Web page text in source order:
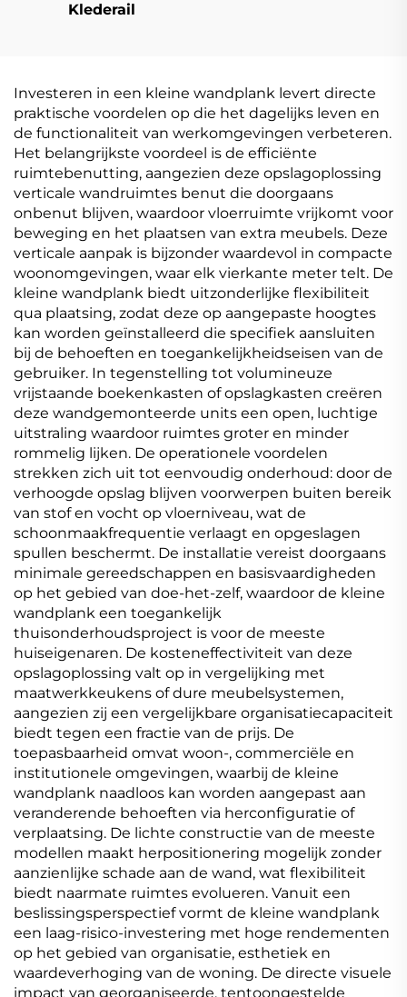
Klederail
Investeren in een kleine wandplank levert directe
praktische voordelen op die het dagelijks leven en
de functionaliteit van werkomgevingen verbeteren.
Het belangrijkste voordeel is de efficiënte
ruimtebenutting, aangezien deze opslagoplossing
verticale wandruimtes benut die doorgaans
onbenut blijven, waardoor vloerruimte vrijkomt voor
beweging en het plaatsen van extra meubels. Deze
verticale aanpak is bijzonder waardevol in compacte
woonomgevingen, waar elk vierkante meter telt. De
kleine wandplank biedt uitzonderlijke flexibiliteit
qua plaatsing, zodat deze op aangepaste hoogtes
kan worden geïnstalleerd die specifiek aansluiten
bij de behoeften en toegankelijkheidseisen van de
gebruiker. In tegenstelling tot volumineuze
vrijstaande boekenkasten of opslagkasten creëren
deze wandgemonteerde units een open, luchtige
uitstraling waardoor ruimtes groter en minder
rommelig lijken. De operationele voordelen
strekken zich uit tot eenvoudig onderhoud: door de
verhoogde opslag blijven voorwerpen buiten bereik
van stof en vocht op vloerniveau, wat de
schoonmaakfrequentie verlaagt en opgeslagen
spullen beschermt. De installatie vereist doorgaans
minimale gereedschappen en basisvaardigheden
op het gebied van doe-het-zelf, waardoor de kleine
wandplank een toegankelijk
thuisonderhoudsproject is voor de meeste
huiseigenaren. De kosteneffectiviteit van deze
opslagoplossing valt op in vergelijking met
maatwerkkeukens of dure meubelsystemen,
aangezien zij een vergelijkbare organisatiecapaciteit
biedt tegen een fractie van de prijs. De
toepasbaarheid omvat woon-, commerciële en
institutionele omgevingen, waarbij de kleine
wandplank naadloos kan worden aangepast aan
veranderende behoeften via herconfiguratie of
verplaatsing. De lichte constructie van de meeste
modellen maakt herpositionering mogelijk zonder
aanzienlijke schade aan de wand, wat flexibiliteit
biedt naarmate ruimtes evolueren. Vanuit een
beslissingsperspectief vormt de kleine wandplank
een laag-risico-investering met hoge rendementen
op het gebied van organisatie, esthetiek en
waardeverhoging van de woning. De directe visuele
impact van georganiseerde, tentoongestelde